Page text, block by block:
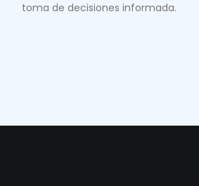
toma de decisiones informada.